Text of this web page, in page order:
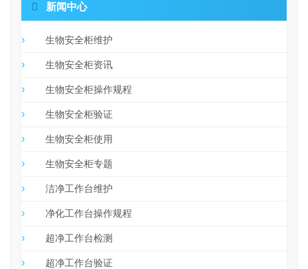
 新闻中心
生物安全柜维护
生物安全柜资讯
生物安全柜操作规程
生物安全柜验证
生物安全柜使用
生物安全柜专题
洁净工作台维护
净化工作台操作规程
超净工作台检测
超净工作台验证